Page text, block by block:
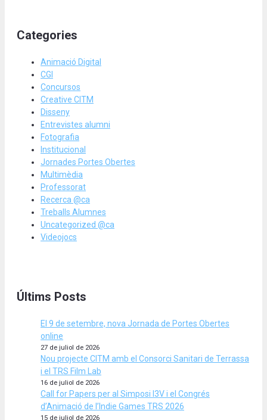
Categories
Animació Digital
CGI
Concursos
Creative CITM
Disseny
Entrevistes alumni
Fotografia
Institucional
Jornades Portes Obertes
Multimèdia
Professorat
Recerca @ca
Treballs Alumnes
Uncategorized @ca
Videojocs
Últims Posts
El 9 de setembre, nova Jornada de Portes Obertes
online
27 de juliol de 2026
Nou projecte CITM amb el Consorci Sanitari de Terrassa
i el TRS Film Lab
16 de juliol de 2026
Call for Papers per al Simposi I3V i el Congrés
d’Animació de l’Indie Games TRS 2026
15 de juliol de 2026